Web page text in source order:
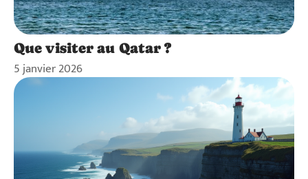
Que visiter au Qatar ?
5 janvier 2026